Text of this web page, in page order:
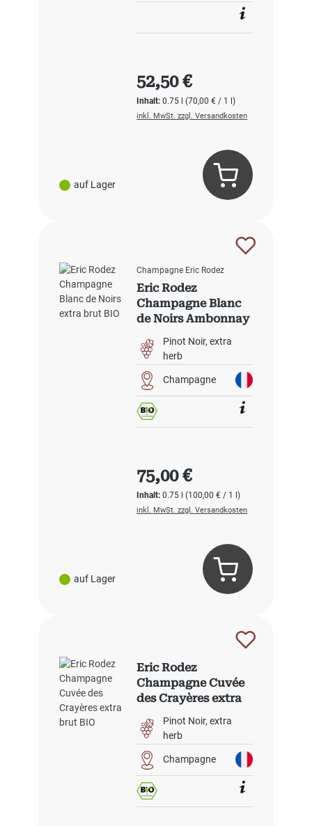
auf Lager
Inhalt:0.75 l(70,00 € / 1 l)
Regulärer Preis:
52,50 €
inkl. MwSt. zzgl. Versandkosten
auf Lager
Champagne Eric Rodez
Eric Rodez
Champagne Blanc
de Noirs Ambonnay
brut BIO
Pinot Noir extra
herb
Champagne
Inhalt:0.75 l(100,00 € / 1 l)
Regulärer Preis:
75,00 €
inkl. MwSt. zzgl. Versandkosten
Eric Rodez
Champagne Cuvée
des Crayères extra
Pinot Noir extra
herb
Champagne